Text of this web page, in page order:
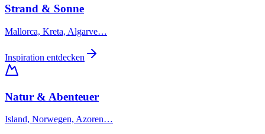
Strand & Sonne
Mallorca, Kreta, Algarve…
Inspiration entdecken
Natur & Abenteuer
Island, Norwegen, Azoren…